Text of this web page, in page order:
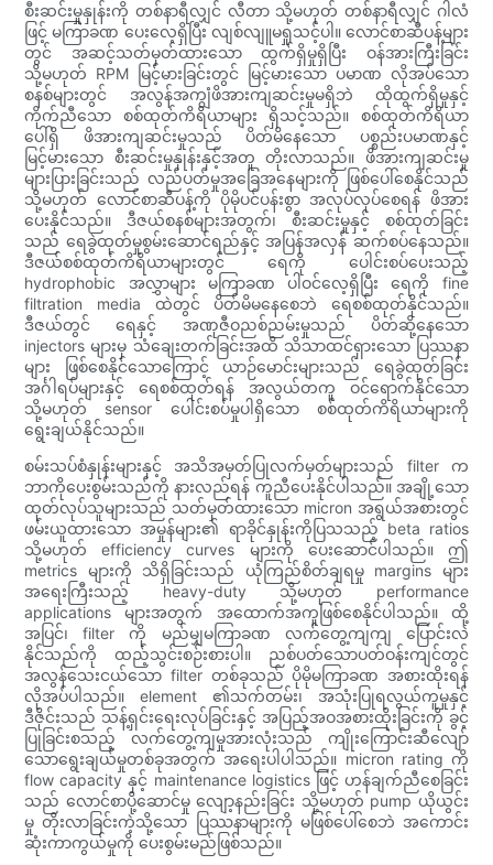
စီးဆင်းမှုနှုန်းကို တစ်နာရီလျှင် လီတာ သို့မဟုတ် တစ်နာရီလျှင် ဂါလံ
ဖြင့် မကြာခဏ ပေးလေ့ရှိပြီး လျစ်လျူမရှုသင့်ပါ။ လောင်စာဆီပန့်များ
တွင် အဆင့်သတ်မှတ်ထားသော ထွက်ရှိမှုရှိပြီး ဝန်အားကြီးခြင်း
သို့မဟုတ် RPM မြင့်မားခြင်းတွင် မြင့်မားသော ပမာဏ လိုအပ်သော
စနစ်များတွင် အလွန်အကျွံဖိအားကျဆင်းမှုမရှိဘဲ ထိုထွက်ရှိမှုနှင့်
ကိုက်ညီသော စစ်ထုတ်ကိရိယာများ ရှိသင့်သည်။ စစ်ထုတ်ကိရိယာ
ပေါ်ရှိ ဖိအားကျဆင်းမှုသည် ပိတ်မိနေသော ပစ္စည်းပမာဏနှင့်
မြင့်မားသော စီးဆင်းမှုနှုန်းနှင့်အတူ တိုးလာသည်။ ဖိအားကျဆင်းမှု
များပြားခြင်းသည် လည်ပတ်မှုအခြေအနေများကို ဖြစ်ပေါ်စေနိုင်သည်
သို့မဟုတ် လောင်စာဆီပန့်ကို ပိုမိုပင်ပန်းစွာ အလုပ်လုပ်စေရန် ဖိအား
ပေးနိုင်သည်။ ဒီဇယ်စနစ်များအတွက်၊ စီးဆင်းမှုနှင့် စစ်ထုတ်ခြင်း
သည် ရေခွဲထုတ်မှုစွမ်းဆောင်ရည်နှင့် အပြန်အလှန် ဆက်စပ်နေသည်။
ဒီဇယ်စစ်ထုတ်ကိရိယာများတွင် ရေကို ပေါင်းစပ်ပေးသည့်
hydrophobic အလွှာများ မကြာခဏ ပါဝင်လေ့ရှိပြီး ရေကို fine
filtration media ထဲတွင် ပိတ်မိမနေစေဘဲ ရေစစ်ထုတ်နိုင်သည်။
ဒီဇယ်တွင် ရေနှင့် အဏုဇီဝညစ်ညမ်းမှုသည် ပိတ်ဆို့နေသော
injectors များမှ သံချေးတက်ခြင်းအထိ သိသာထင်ရှားသော ပြဿနာ
များ ဖြစ်စေနိုင်သောကြောင့် ယာဉ်မောင်းများသည် ရေခွဲထုတ်ခြင်း
အင်္ဂါရပ်များနှင့် ရေစစ်ထုတ်ရန် အလွယ်တကူ ဝင်ရောက်နိုင်သော
သို့မဟုတ် sensor ပေါင်းစပ်မှုပါရှိသော စစ်ထုတ်ကိရိယာများကို
ရွေးချယ်နိုင်သည်။
စမ်းသပ်စံနှုန်းများနှင့် အသိအမှတ်ပြုလက်မှတ်များသည် filter က
ဘာကိုပေးစွမ်းသည်ကို နားလည်ရန် ကူညီပေးနိုင်ပါသည်။ အချို့သော
ထုတ်လုပ်သူများသည် သတ်မှတ်ထားသော micron အရွယ်အစားတွင်
ဖမ်းယူထားသော အမှုန်များ၏ ရာခိုင်နှုန်းကိုပြသသည့် beta ratios
သို့မဟုတ် efficiency curves များကို ပေးဆောင်ပါသည်။ ဤ
metrics များကို သိရှိခြင်းသည် ယုံကြည်စိတ်ချရမှု margins များ
အရေးကြီးသည့် heavy-duty သို့မဟုတ် performance
applications များအတွက် အထောက်အကူဖြစ်စေနိုင်ပါသည်။ ထို့
အပြင်၊ filter ကို မည်မျှမကြာခဏ လက်တွေ့ကျကျ ပြောင်းလဲ
နိုင်သည်ကို ထည့်သွင်းစဉ်းစားပါ။ ညစ်ပတ်သောပတ်ဝန်းကျင်တွင်
အလွန်သေးငယ်သော filter တစ်ခုသည် ပိုမိုမကြာခဏ အစားထိုးရန်
လိုအပ်ပါသည်။ element ၏သက်တမ်း၊ အသုံးပြုရလွယ်ကူမှုနှင့်
ဒီဇိုင်းသည် သန့်ရှင်းရေးလုပ်ခြင်းနှင့် အပြည့်အဝအစားထိုးခြင်းကို ခွင့်
ပြုခြင်းစသည့် လက်တွေ့ကျမှုအားလုံးသည် ကျိုးကြောင်းဆီလျော်
သောရွေးချယ်မှုတစ်ခုအတွက် အရေးပါပါသည်။ micron rating ကို
flow capacity နှင့် maintenance logistics ဖြင့် ဟန်ချက်ညီစေခြင်း
သည် လောင်စာပို့ဆောင်မှု လျော့နည်းခြင်း သို့မဟုတ် pump ယိုယွင်း
မှု တိုးလာခြင်းကဲ့သို့သော ပြဿနာများကို မဖြစ်ပေါ်စေဘဲ အကောင်း
ဆုံးကာကွယ်မှုကို ပေးစွမ်းမည်ဖြစ်သည်။